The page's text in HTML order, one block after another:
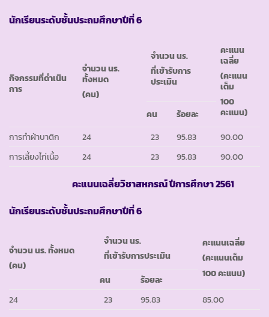
นักเรียนระดับชั้นประถมศึกษาปีที่ 6
กิจกรรมที่ดำเนิน
การ
จำนวน นร.
ทั้งหมด
(คน)
จำนวน นร.
ที่เข้ารับการ
ประเมิน
คะแนน
เฉลี่ย
(คะแนน
เต็ม
100
คะแนน)
คน
ร้อยละ
การทำผ้าบาติก
24 23 95.83
90.00
การเลี้ยงไก่เนื้อ
24 23 95.83 90.00
คะแนนเฉลี่ยวิชาสหกรณ์ ปีการศึกษา 2561
นักเรียนระดับชั้นประถมศึกษาปีที่ 6
จำนวน นร. ทั้งหมด
(คน)
จำนวน นร.
ที่เข้ารับการประเมิน
คะแนนเฉลี่ย
(คะแนนเต็ม
100 คะแนน)
คน
ร้อยละ
24
23 95.83 85.00